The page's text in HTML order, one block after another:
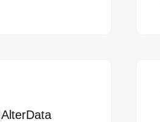
AlterData